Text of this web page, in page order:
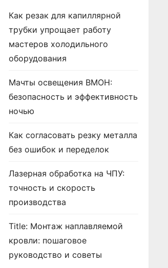
Как резак для капиллярной
трубки упрощает работу
мастеров холодильного
оборудования
Мачты освещения ВМОН:
безопасность и эффективность
ночью
Как согласовать резку металла
без ошибок и переделок
Лазерная обработка на ЧПУ:
точность и скорость
производства
Title: Монтаж наплавляемой
кровли: пошаговое
руководство и советы